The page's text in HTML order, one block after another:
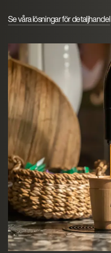
Se våra lösningar för detaljhandel